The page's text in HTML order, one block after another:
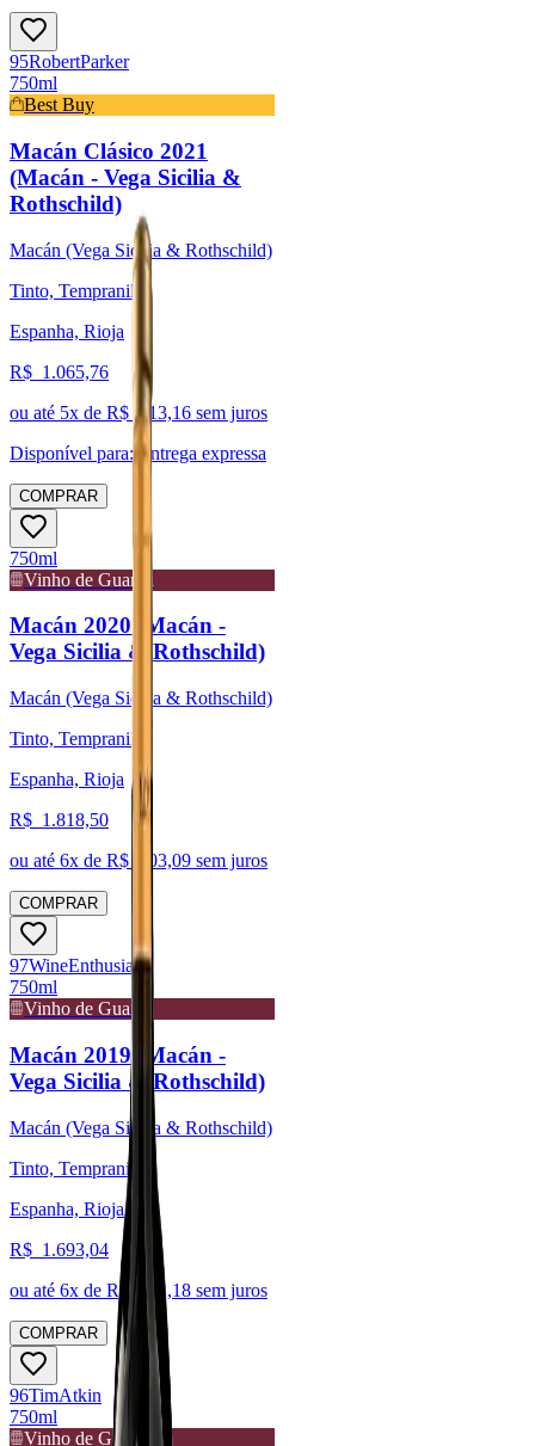
95RobertParker
750ml
Best Buy
Macán Clásico 2021
(Macán - Vega Sicilia &
Rothschild)
Macán (Vega Sicilia & Rothschild)
Tinto, Tempranillo
Espanha, Rioja
R$ 1.065,76
ou até 5x de R$ 213,16 sem juros
Disponível para: Entrega expressa
COMPRAR
750ml
Vinho de Guarda
Macán 2020 (Macán -
Vega Sicilia & Rothschild)
Macán (Vega Sicilia & Rothschild)
Tinto, Tempranillo
Espanha, Rioja
R$ 1.818,50
ou até 6x de R$ 303,09 sem juros
COMPRAR
97WineEnthusiast
750ml
Vinho de Guarda
Macán 2019 (Macán -
Vega Sicilia & Rothschild)
Macán (Vega Sicilia & Rothschild)
Tinto, Tempranillo
Espanha, Rioja
R$ 1.693,04
ou até 6x de R$ 282,18 sem juros
COMPRAR
96TimAtkin
750ml
Vinho de Guarda